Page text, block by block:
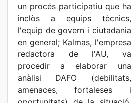
un procés participatiu que ha
inclòs a equips tècnics,
l'equip de govern i ciutadania
en general; Kalmas, l'empresa
redactora de l'AU, va
procedir a elaborar una
anàlisi DAFO (debilitats,
amenaces, fortaleses i